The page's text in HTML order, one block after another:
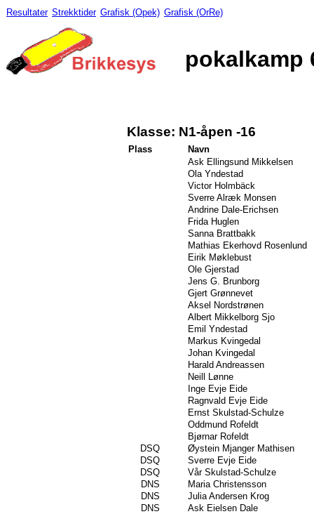
Resultater Strekktider Grafisk (Opek) Grafisk (OrRe)
pokalkamp
Klasse: N1-åpen -16
Plass
Navn
Ask Ellingsund Mikkelsen
Ola Yndestad
Victor Holmbäck
Sverre Alræk Monsen
Andrine Dale-Erichsen
Frida Huglen
Sanna Brattbakk
Mathias Ekerhovd Rosenlund
Eirik Møklebust
Ole Gjerstad
Jens G. Brunborg
Gjert Grønnevet
Aksel Nordstrønen
Albert Mikkelborg Sjo
Emil Yndestad
Markus Kvingedal
Johan Kvingedal
Harald Andreassen
Neill Lønne
Inge Evje Eide
Ragnvald Evje Eide
Ernst Skulstad-Schulze
Oddmund Rofeldt
Bjørnar Rofeldt
DSQ
Øystein Mjanger Mathisen
DSQ
Sverre Evje Eide
DSQ
Vår Skulstad-Schulze
DNS
Maria Christensson
DNS
Julia Andersen Krog
DNS
Ask Eielsen Dale